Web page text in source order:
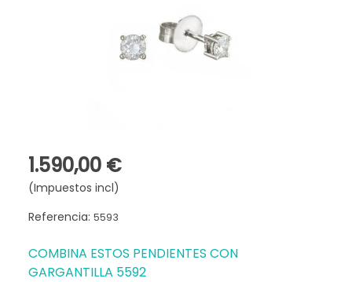
1.590,00 €
(Impuestos incl)
Referencia: 5593
COMBINA ESTOS PENDIENTES CON
GARGANTILLA 5592